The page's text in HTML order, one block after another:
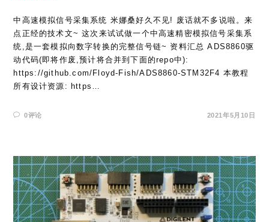
中高速模拟信号采集系统 米娜桑好久不见! 废话就不多说啦。来
点正经的技术文~ 这次来试试做一个中高速精密模拟信号采集系
统,是一套模拟向数字转换的完整信号链~ 资料汇总 ADS8860驱
动代码(即将作废,预计将合并到下面的repo中):
https://github.com/Floyd-Fish/ADS8860-STM32F4 本教程
所有设计资源: https…
0评论 2021年5月10日